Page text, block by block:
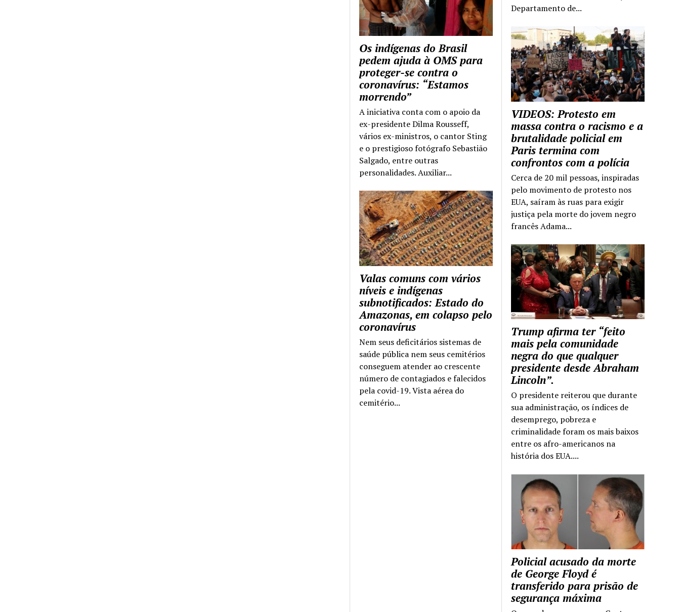
Departamento de...
VIDEOS: Protesto em
massa contra o racismo e a
brutalidade policial em
Paris termina com
confrontos com a polícia
Cerca de 20 mil pessoas, inspiradas
pelo movimento de protesto nos
EUA, saíram às ruas para exigir
justiça pela morte do jovem negro
francês Adama...
Trump afirma ter “feito
mais pela comunidade
negra do que qualquer
presidente desde Abraham
Lincoln”.
O presidente reiterou que durante
sua administração, os índices de
desemprego, pobreza e
criminalidade foram os mais baixos
entre os afro-americanos na
história dos EUA....
Policial acusado da morte
de George Floyd é
transferido para prisão de
segurança máxima
Os indígenas do Brasil
pedem ajuda à OMS para
proteger-se contra o
coronavírus: “Estamos
morrendo”
A iniciativa conta com o apoio da
ex-presidente Dilma Rousseff,
vários ex-ministros, o cantor Sting
e o prestigioso fotógrafo Sebastião
Salgado, entre outras
personalidades. Auxiliar...
Valas comuns com vários
níveis e indígenas
subnotificados: Estado do
Amazonas, em colapso pelo
coronavírus
Nem seus deficitários sistemas de
saúde pública nem seus cemitérios
conseguem atender ao crescente
número de contagiados e falecidos
pela covid-19. Vista aérea do
cemitério...